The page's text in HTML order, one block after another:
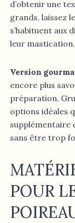
d’obtenir une
grands, laissez
s’habituent aux
leur mastication.
Version
encore plus
préparation.
options idéales
supplémentaire
sans être trop
POUR